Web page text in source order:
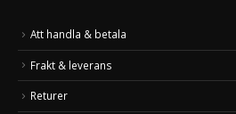
Att handla & betala
Frakt & leverans
Returer